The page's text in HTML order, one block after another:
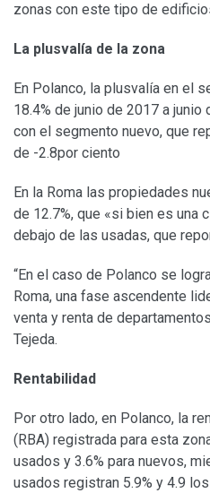
zonas con este tipo de
La plusvalía de la zona
En Polanco, la plusvalía en el
18.4% de junio de 2017 a
con el segmento nuevo, que
de -2.8por ciento
En la Roma las propiedades
de 12.7%, que «si bien es una
debajo de las usadas, que
“En el caso de Polanco se
Roma, una fase ascendente
venta y renta de
Tejeda.
Rentabilidad
Por otro lado, en Polanco, la
(RBA) registrada para esta
usados y 3.6% para nuevos,
usados registran 5.9% y 4.9